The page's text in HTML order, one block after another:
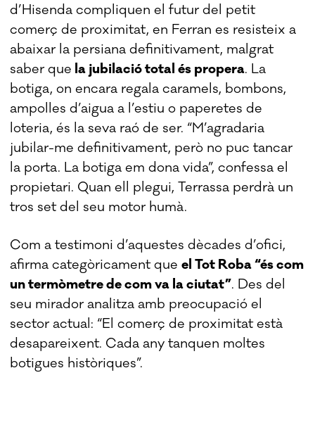
d’Hisenda compliquen el futur del petit
comerç de proximitat, en Ferran es resisteix a
abaixar la persiana definitivament, malgrat
saber que la jubilació total és propera. La
botiga, on encara regala caramels, bombons,
ampolles d’aigua a l’estiu o paperetes de
loteria, és la seva raó de ser. “M’agradaria
jubilar-me definitivament, però no puc tancar
la porta. La botiga em dona vida”, confessa el
propietari. Quan ell plegui, Terrassa perdrà un
tros set del seu motor humà.
Com a testimoni d’aquestes dècades d’ofici,
afirma categòricament queel Tot Roba “és com
un termòmetre de com va la ciutat”. Des del
seu mirador analitza amb preocupació el
sector actual: “El comerç de proximitat està
desapareixent. Cada any tanquen moltes
botigues històriques”.